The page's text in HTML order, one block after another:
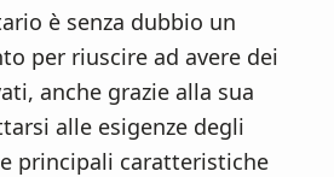
è senza dubbio un
per riuscire ad avere dei
anche grazie alla sua
alle esigenze degli
principali caratteristiche